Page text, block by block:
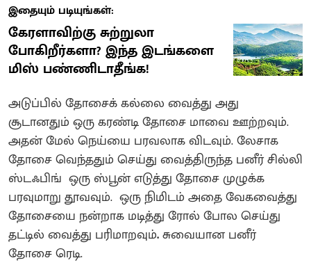
இதையும் படியுங்கள்:
கேரளாவிற்கு சுற்றுலா
போகிறீர்களா? இந்த இடங்களை
மிஸ் பண்ணிடாதீங்க!
அடுப்பில் தோசைக் கல்லை வைத்து அது
சூடானதும் ஒரு கரண்டி தோசை மாவை ஊற்றவும்.
அதன் மேல் நெய்யை பரவலாக விடவும். லேசாக
தோசை வெந்ததும் செய்து வைத்திருந்த பனீர் சில்லி
ஸ்டஃபிங் ஒரு ஸ்பூன் எடுத்து தோசை முழுக்க
பரவுமாறு தூவவும். ஒரு நிமிடம் அதை வேகவைத்து
தோசையை நன்றாக மடித்து ரோல் போல செய்து
தட்டில் வைத்து பரிமாறவும்.சுவையான பனீர்
தோசை ரெடி.